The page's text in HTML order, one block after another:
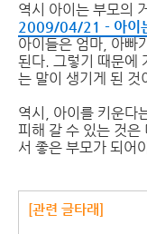
역시 아이는 부모의
2009/04/21 - 아이
아이들은 엄마, 아빠
된다. 그렇기 때문에
는 말이 생기게 된 것
역시, 아이를 키운다
피해 갈 수 있는 것은
서 좋은 부모가 되어
[관련 글타래]